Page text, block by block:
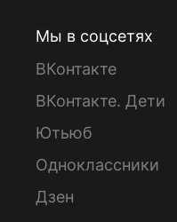
Мы в соцсетях
ВКонтакте
ВКонтакте. Дети
Ютьюб
Одноклассники
Дзен